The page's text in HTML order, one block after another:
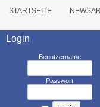
STARTSEITE
Login
Benutzername
Passwort